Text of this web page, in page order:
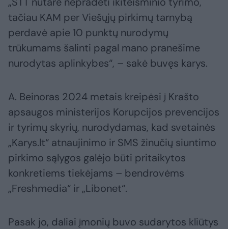
tačiau KAM per Viešųjų pirkimų tarnybą
perdavė apie 10 punktų nurodymų
trūkumams šalinti pagal mano pranešime
nurodytas aplinkybes“, – sakė buvęs karys.
A. Beinoras 2024 metais kreipėsi į Krašto
apsaugos ministerijos Korupcijos prevencijos
ir tyrimų skyrių, nurodydamas, kad svetainės
„Karys.lt“ atnaujinimo ir SMS žinučių siuntimo
pirkimo sąlygos galėjo būti pritaikytos
konkretiems tiekėjams – bendrovėms
„Freshmedia“ ir „Libonet“.
Pasak jo, daliai įmonių buvo sudarytos kliūtys